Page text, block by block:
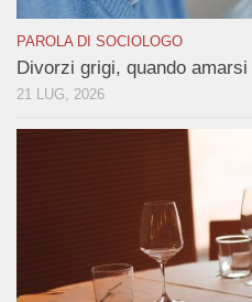
PAROLA DI SOCIOLOGO
Divorzi grigi, quando
21 LUG, 2026